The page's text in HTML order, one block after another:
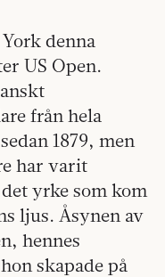
denna
US Open.
från hela
1879, men
har varit
yrke som kom
ljus. Åsynen av
hennes
skapade på